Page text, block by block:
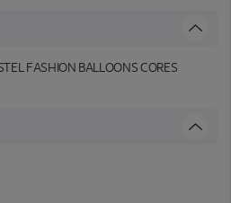
FASHION BALLOONS CORES